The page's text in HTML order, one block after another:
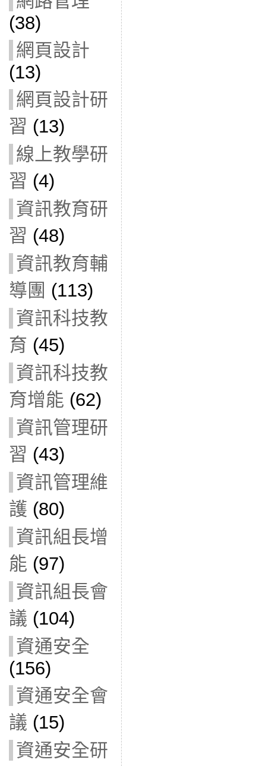
(38)
網頁設計
(13)
網頁設計研
習 (13)
線上教學研
習 (4)
資訊教育研
習 (48)
資訊教育輔
導團 (113)
資訊科技教
育 (45)
資訊科技教
育增能 (62)
資訊管理研
習 (43)
資訊管理維
護 (80)
資訊組長增
能 (97)
資訊組長會
議 (104)
資通安全
(156)
資通安全會
議 (15)
資通安全研